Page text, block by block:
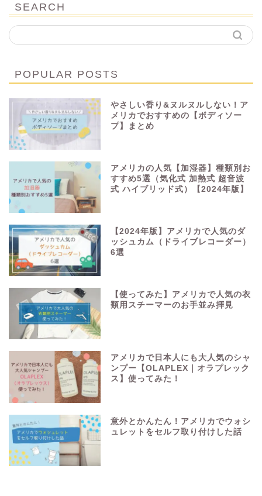
SEARCH
POPULAR POSTS
やさしい香り&ヌルヌルしない！ア
メリカでおすすめの【ボディソー
プ】まとめ
アメリカの人気【加湿器】種類別お
すすめ5選（気化式 加熱式 超音波
式 ハイブリッド式）【2024年版】
【2024年版】アメリカで人気のダ
ッシュカム（ドライブレコーダー）
6選
【使ってみた】アメリカで人気の衣
類用スチーマーのお手並み拝見
アメリカで日本人にも大人気のシャ
ンプー【OLAPLEX｜オラプレック
ス】使ってみた！
意外とかんたん！アメリカでウォシ
ュレットをセルフ取り付けした話